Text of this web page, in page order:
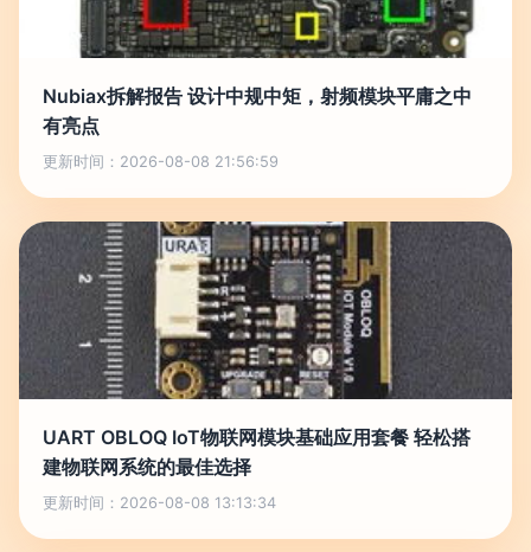
Nubiax拆解报告 设计中规中矩，射频模块平庸之中
有亮点
更新时间：2026-08-08 21:56:59
UART OBLOQ IoT物联网模块基础应用套餐 轻松搭
建物联网系统的最佳选择
更新时间：2026-08-08 13:13:34